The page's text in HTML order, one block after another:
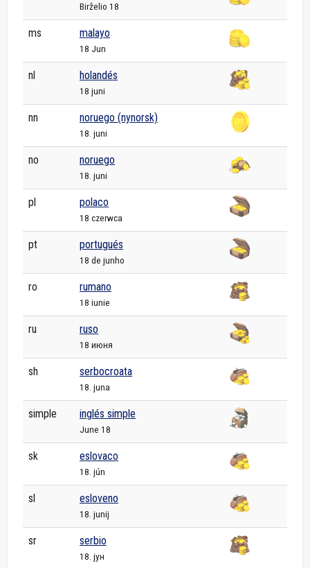
Birželio 18
ms malayo
18 Jun
nl holandés
18 juni
nn noruego (nynorsk)
18. juni
no noruego
18. juni
pl polaco
18 czerwca
pt portugués
18 de junho
ro rumano
18 iunie
ru ruso
18 июня
sh serbocroata
18. juna
simple inglés simple
June 18
sk eslovaco
18. jún
sl esloveno
18. junij
sr serbio
18. јун